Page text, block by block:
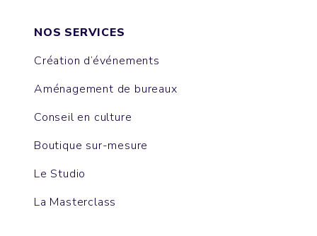
NOS SERVICES
Création d’événements
Aménagement de bureaux
Conseil en culture
Boutique sur-mesure
Le Studio
La Masterclass